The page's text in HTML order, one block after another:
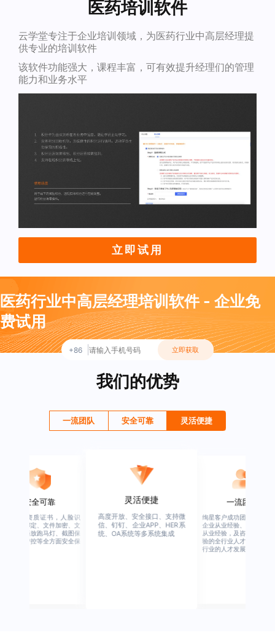
医药培训软件
云学堂专注于企业培训领域，为医药行业中高层经理提
供专业的培训软件
该软件功能强大，课程丰富，可有效提升经理们的管理
能力和业务水平
立即试用
医药行业中高层经理培训软件 - 企业免
费试用
+86 立即获取
我们的优势
一流团队 安全可靠 灵活便捷
安全可靠
业权威资质证书，人脸识
、设备绑定、文件加密、文
水印、播放跑马灯、截图保
、权限管控等全方面安全保
灵活便捷
高度开放、安全接口、支持微
信、钉钉、企业APP、HER系
统、OA系统等多系统集成
一流团队
绚星客户成功团队，由有
企业从业经验、优秀培训
从业经验，及咨询公司从
验的全行业人才组成，涉
行业的人才发展与培养模